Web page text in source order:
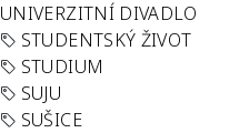
UNIVERZITNÍ DIVADLO
STUDENTSKÝ ŽIVOT
STUDIUM
SUJU
SUŠICE